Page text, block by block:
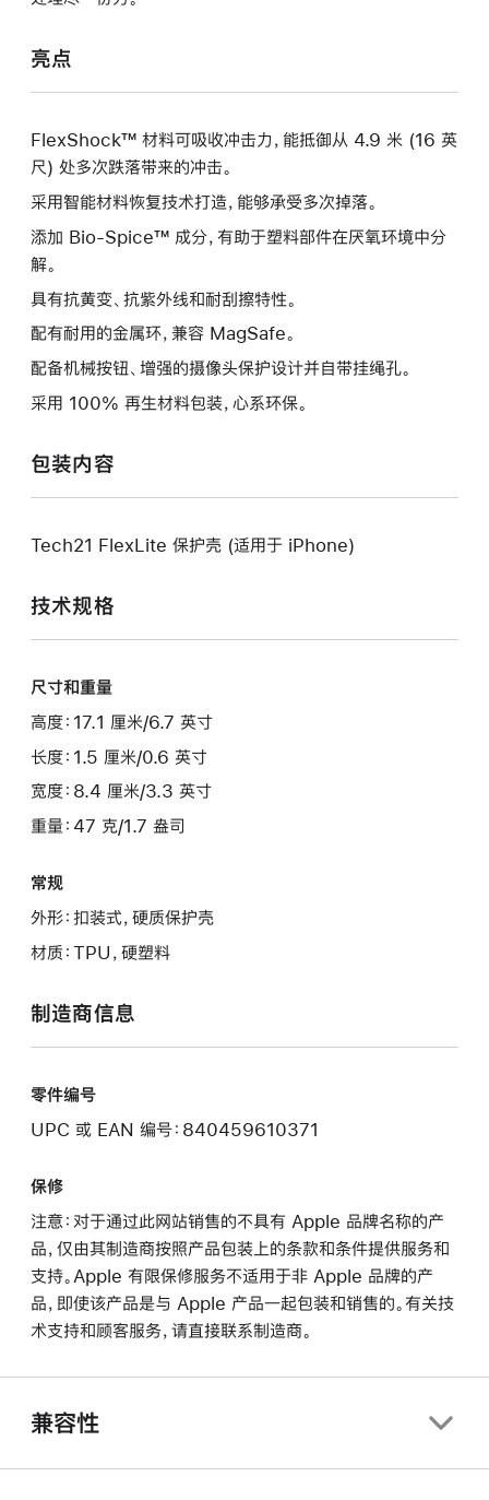
亮点
FlexShock™ 材料可吸收冲击力，能抵御从 4.9 米 (16 英
尺) 处多次跌落带来的冲击。
采用智能材料恢复技术打造，能够承受多次掉落。
添加 Bio-Spice™ 成分，有助于塑料部件在厌氧环境中分
解。
具有抗黄变、抗紫外线和耐刮擦特性。
配有耐用的金属环，兼容 MagSafe。
配备机械按钮、增强的摄像头保护设计并自带挂绳孔。
采用 100% 再生材料包装，心系环保。
包装内容
Tech21 FlexLite 保护壳 (适用于 iPhone)
技术规格
尺寸和重量
高度：17.1 厘米/6.7 英寸
长度：1.5 厘米/0.6 英寸
宽度：8.4 厘米/3.3 英寸
重量：47 克/1.7 盎司
常规
外形：扣装式，硬质保护壳
材质：TPU，硬塑料
制造商信息
零件编号
UPC 或 EAN 编号：840459610371
保修
注意：对于通过此网站销售的不具有 Apple 品牌名称的产
品，仅由其制造商按照产品包装上的条款和条件提供服务和
支持。Apple 有限保修服务不适用于非 Apple 品牌的产
品，即使该产品是与 Apple 产品一起包装和销售的。有关技
术支持和顾客服务，请直接联系制造商。
兼容性